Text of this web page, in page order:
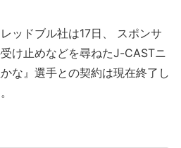
ッドブル社は17日、 スポンサ
け止めなどを尋ねたJ-CASTニ
な』選手との契約は現在終了し